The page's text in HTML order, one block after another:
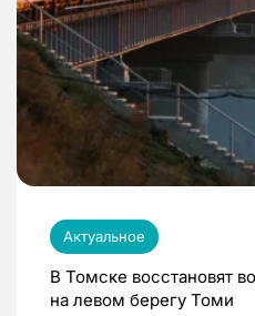
Актуальное
В Томске восстановят
на левом берегу Томи